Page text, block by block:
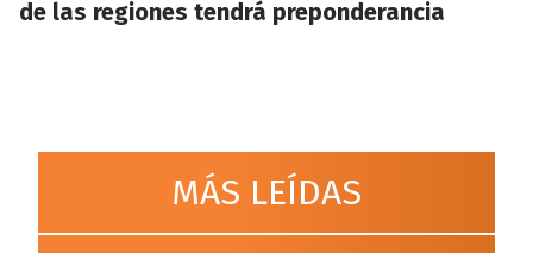
de las regiones tendrá preponderancia
MÁS LEÍDAS